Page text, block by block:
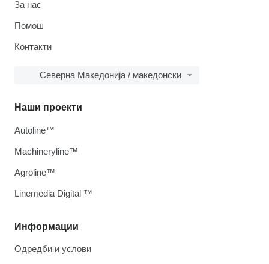
За нас
Помош
Контакти
Северна Македонија / македонски
Информации
Одредби и услови
Наши проекти
Autoline™
Machineryline™
Agroline™
Linemedia Digital ™